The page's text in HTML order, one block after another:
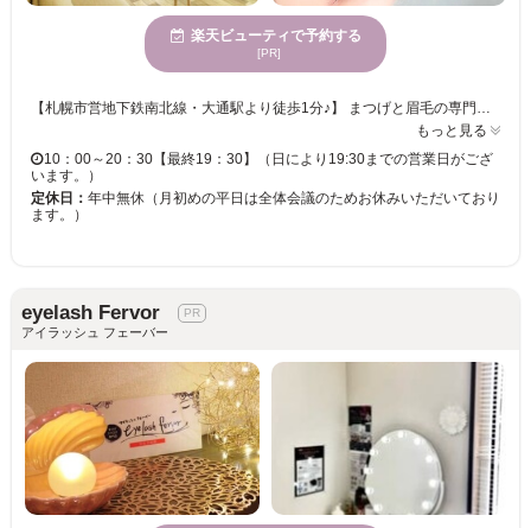
楽天ビューティで予約する
[PR]
もっと見る
10：00～20：30【最終19：30】（日により19:30までの営業日がござ
います。）
定休日： 年中無休（月初めの平日は全体会議のためお休みいただいており
ます。）
eyelash Fervor
アイラッシュ フェーバー